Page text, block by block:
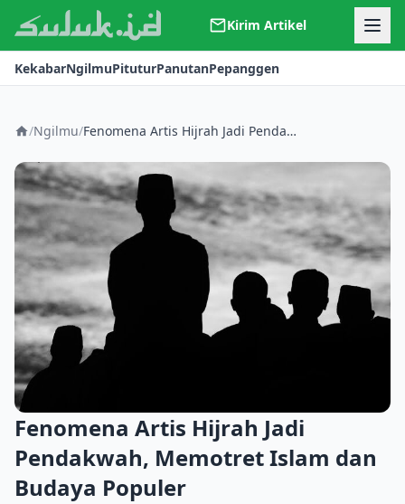
Kirim Artikel
Kerjasama
Kontak
KekabarNgilmuPituturPanutanPepanggen
/Ngilmu/ Fenomena Artis Hijrah Jadi Pendakwah, Memotret Islam dan Budaya Populer
Fenomena Artis Hijrah Jadi
Pendakwah, Memotret Islam dan
Budaya Populer